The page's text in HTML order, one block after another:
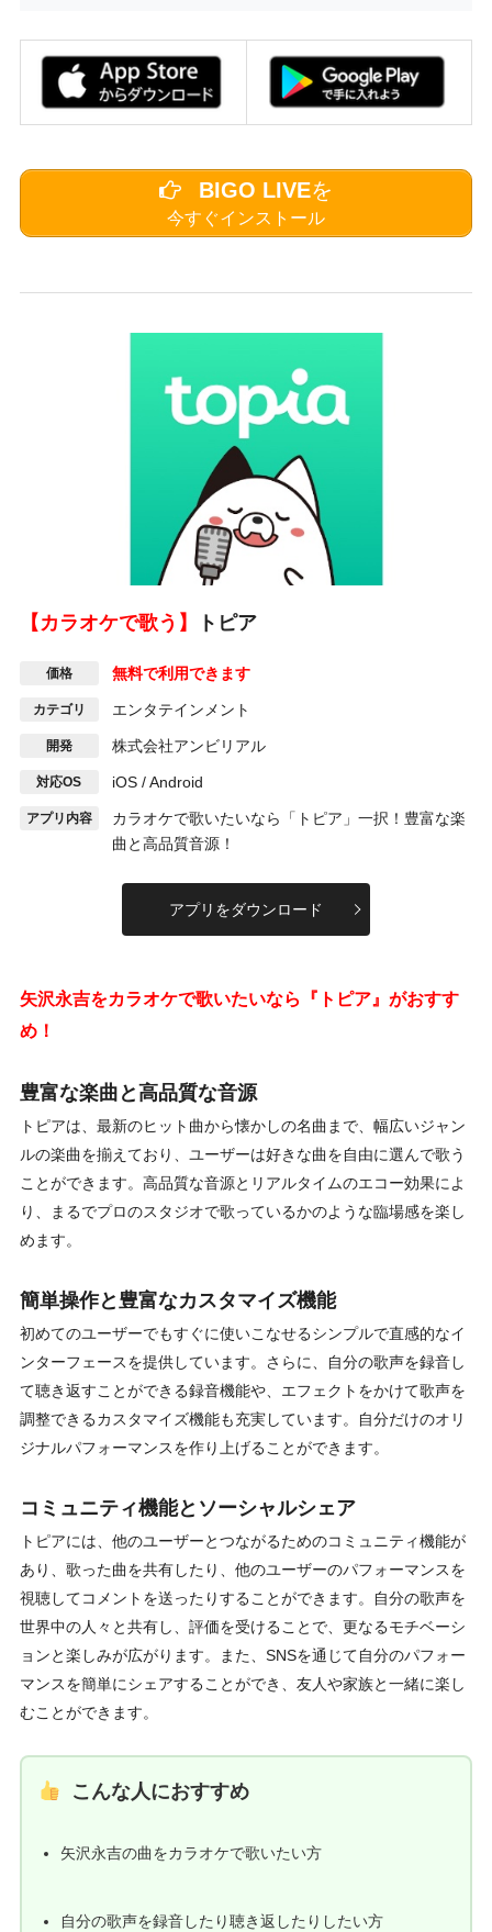
BIGO LIVEを
今すぐインストール
【カラオケで歌う】 トピア
価格 無料で利用できます
カテゴリ エンタテインメント
開発 株式会社アンビリアル
対応OS iOS / Android
アプリ内容
カラオケで歌いたいなら「トピア」一択！豊富な楽
曲と高品質音源！
アプリをダウンロード
矢沢永吉をカラオケで歌いたいなら『トピア』がおすす
め！
豊富な楽曲と高品質な音源
トピアは、最新のヒット曲から懐かしの名曲まで、幅広いジャン
ルの楽曲を揃えており、ユーザーは好きな曲を自由に選んで歌う
ことができます。高品質な音源とリアルタイムのエコー効果によ
り、まるでプロのスタジオで歌っているかのような臨場感を楽し
めます。
簡単操作と豊富なカスタマイズ機能
初めてのユーザーでもすぐに使いこなせるシンプルで直感的なイ
ンターフェースを提供しています。さらに、自分の歌声を録音し
て聴き返すことができる録音機能や、エフェクトをかけて歌声を
調整できるカスタマイズ機能も充実しています。自分だけのオリ
ジナルパフォーマンスを作り上げることができます。
コミュニティ機能とソーシャルシェア
トピアには、他のユーザーとつながるためのコミュニティ機能が
あり、歌った曲を共有したり、他のユーザーのパフォーマンスを
視聴してコメントを送ったりすることができます。自分の歌声を
世界中の人々と共有し、評価を受けることで、更なるモチベーシ
ョンと楽しみが広がります。また、SNSを通じて自分のパフォー
マンスを簡単にシェアすることができ、友人や家族と一緒に楽し
むことができます。
こんな人におすすめ
矢沢永吉の曲をカラオケで歌いたい方
自分の歌声を録音したり聴き返したりしたい方